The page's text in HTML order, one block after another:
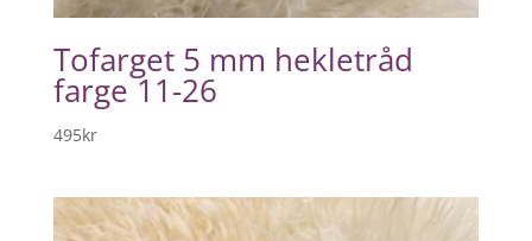
Tofarget 5 mm hekletråd
farge 11-26
495kr